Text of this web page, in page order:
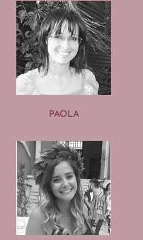
PAOLA